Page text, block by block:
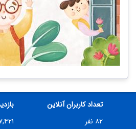
تعداد کاربران آنلاین
۸۲ نفر